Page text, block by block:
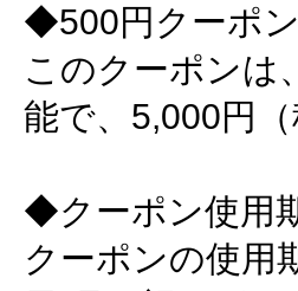
◆500円クーポ
このクーポンは
能で、5,000円
◆クーポン使用
クーポンの使用